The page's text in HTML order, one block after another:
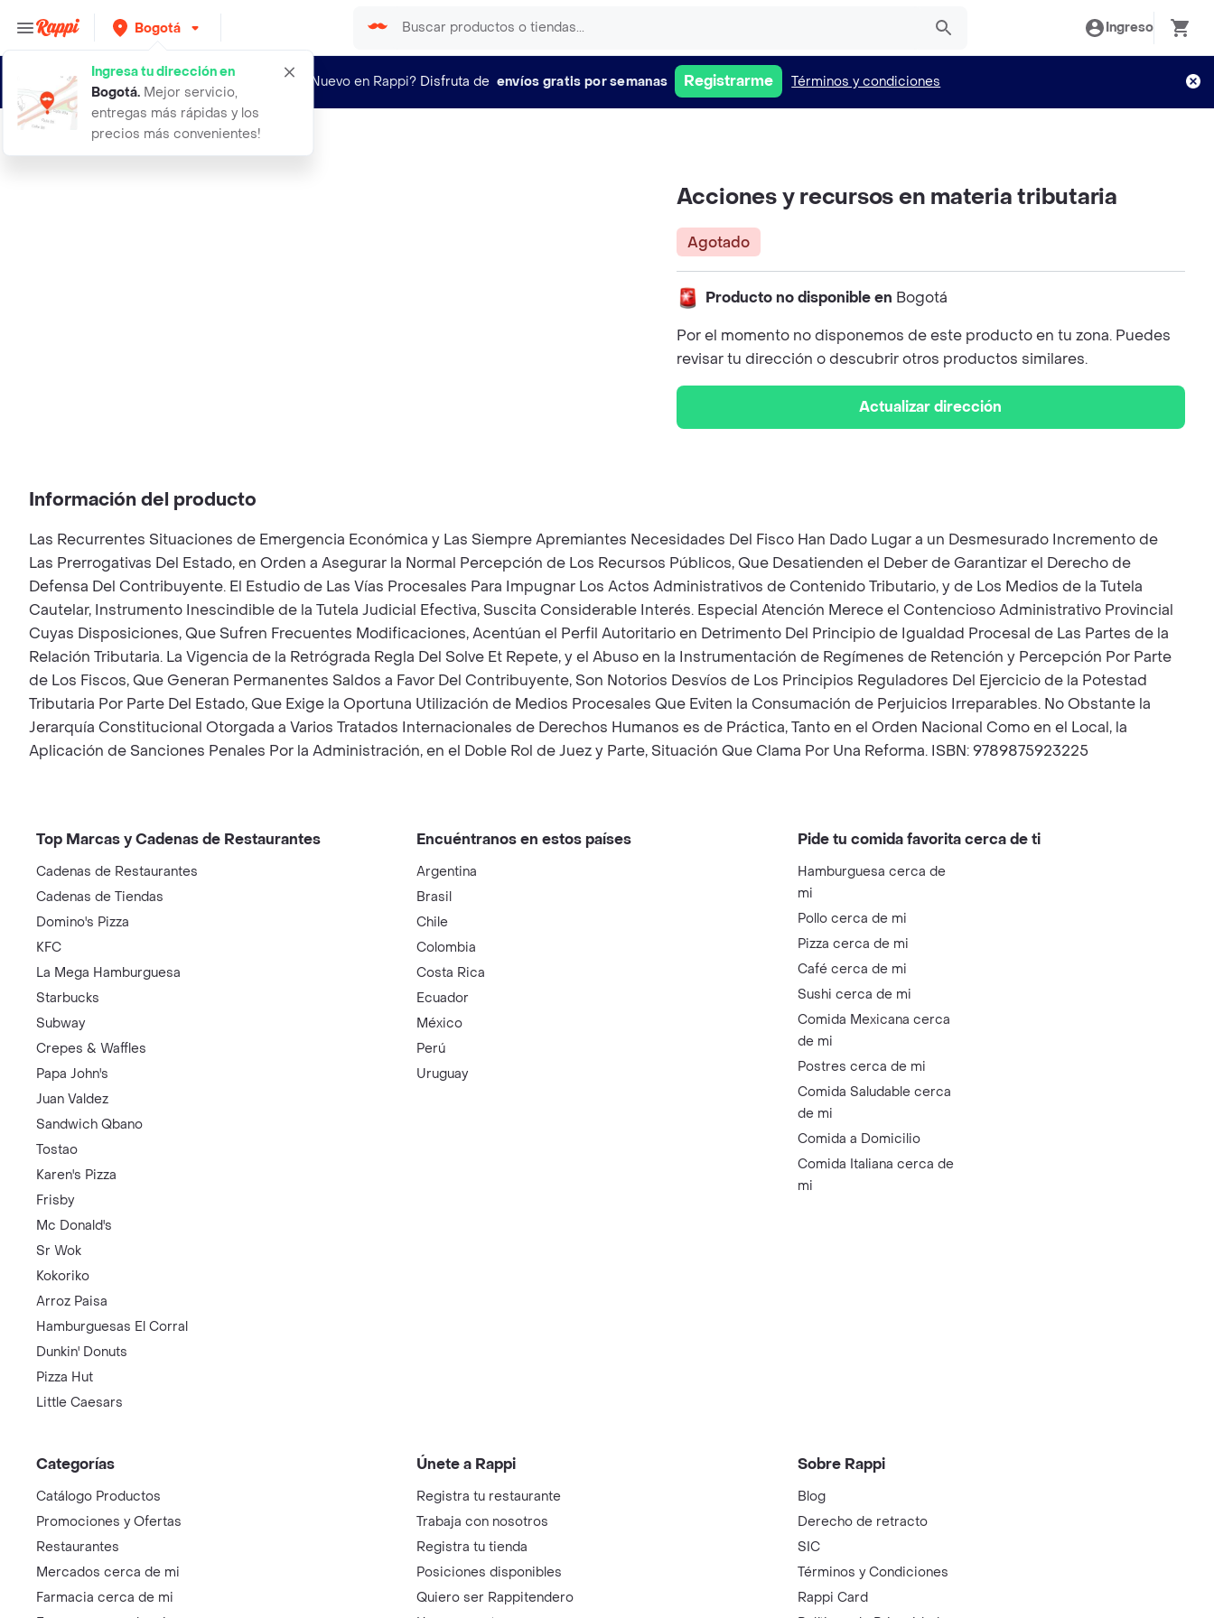
Bogotá
Ingresa tu dirección en
Bogotá. Mejor servicio,
entregas más rápidas y los
precios más convenientes!
Ingreso
¿Nuevo en Rappi? Disfruta de envíos gratis por semanas Registrarme Términos y condiciones
acciones y recursos en materia trib
Acciones y recursos en materia tributaria
Agotado
Producto no disponible en Bogotá
Por el momento no disponemos de este producto en tu zona. Puedes
revisar tu dirección o descubrir otros productos similares.
Actualizar dirección
Información del producto
Las Recurrentes Situaciones de Emergencia Económica y Las Siempre Apremiantes Necesidades Del Fisco Han Dado Lugar a un Desmesurado Incremento de
Las Prerrogativas Del Estado, en Orden a Asegurar la Normal Percepción de Los Recursos Públicos, Que Desatienden el Deber de Garantizar el Derecho de
Defensa Del Contribuyente. El Estudio de Las Vías Procesales Para Impugnar Los Actos Administrativos de Contenido Tributario, y de Los Medios de la Tutela
Cautelar, Instrumento Inescindible de la Tutela Judicial Efectiva, Suscita Considerable Interés. Especial Atención Merece el Contencioso Administrativo Provincial
Cuyas Disposiciones, Que Sufren Frecuentes Modificaciones, Acentúan el Perfil Autoritario en Detrimento Del Principio de Igualdad Procesal de Las Partes de la
Relación Tributaria. La Vigencia de la Retrógrada Regla Del Solve Et Repete, y el Abuso en la Instrumentación de Regímenes de Retención y Percepción Por Parte
de Los Fiscos, Que Generan Permanentes Saldos a Favor Del Contribuyente, Son Notorios Desvíos de Los Principios Reguladores Del Ejercicio de la Potestad
Tributaria Por Parte Del Estado, Que Exige la Oportuna Utilización de Medios Procesales Que Eviten la Consumación de Perjuicios Irreparables. No Obstante la
Jerarquía Constitucional Otorgada a Varios Tratados Internacionales de Derechos Humanos es de Práctica, Tanto en el Orden Nacional Como en el Local, la
Aplicación de Sanciones Penales Por la Administración, en el Doble Rol de Juez y Parte, Situación Que Clama Por Una Reforma. ISBN: 9789875923225
Top Marcas y Cadenas de Restaurantes
Cadenas de Restaurantes
Cadenas de Tiendas
Domino's Pizza
KFC
La Mega Hamburguesa
Starbucks
Subway
Crepes & Waffles
Papa John's
Juan Valdez
Sandwich Qbano
Tostao
Karen's Pizza
Frisby
Mc Donald's
Sr Wok
Kokoriko
Arroz Paisa
Hamburguesas El Corral
Dunkin' Donuts
Pizza Hut
Little Caesars
Encuéntranos en estos países
Argentina
Brasil
Chile
Colombia
Costa Rica
Ecuador
México
Perú
Uruguay
Pide tu comida favorita cerca de ti
Hamburguesa cerca de
mi
Pollo cerca de mi
Pizza cerca de mi
Café cerca de mi
Sushi cerca de mi
Comida Mexicana cerca
de mi
Postres cerca de mi
Comida Saludable cerca
de mi
Comida a Domicilio
Comida Italiana cerca de
mi
Categorías
Catálogo Productos
Promociones y Ofertas
Restaurantes
Mercados cerca de mi
Farmacia cerca de mi
Únete a Rappi
Registra tu restaurante
Trabaja con nosotros
Registra tu tienda
Posiciones disponibles
Quiero ser Rappitendero
Sobre Rappi
Blog
Derecho de retracto
SIC
Términos y Condiciones
Rappi Card